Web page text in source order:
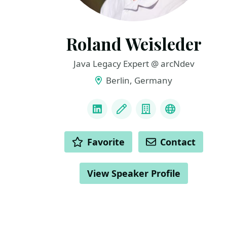
Roland Weisleder
Java Legacy Expert @ arcNdev
Berlin, Germany
LinkedInBlog CompanyBluesky
ACTIONS Favorite Contact
View Speaker Profile